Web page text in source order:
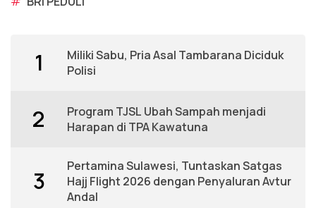
1
Miliki Sabu, Pria Asal Tambarana Diciduk
Polisi
2
Program TJSL Ubah Sampah menjadi
Harapan di TPA Kawatuna
3
Pertamina Sulawesi, Tuntaskan Satgas
Hajj Flight 2026 dengan Penyaluran Avtur
Andal